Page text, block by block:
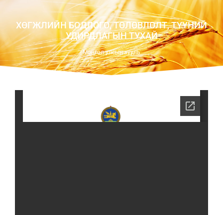
ХӨГЖЛИЙН БОДЛОГО, ТӨЛӨВЛӨЛТ, ТҮҮНИЙ
УДИРДЛАГЫН ТУХАЙ
Монгол улсын хууль